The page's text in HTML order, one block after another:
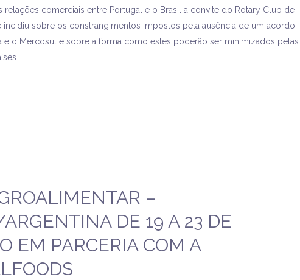
relações comerciais entre Portugal e o Brasil a convite do Rotary Club de
incidiu sobre os constrangimentos impostos pela ausência de um acordo
e o Mercosul e sobre a forma como estes poderão ser minimizados pelas
–
DE 19 A 23 DE
EM PARCERIA COM A